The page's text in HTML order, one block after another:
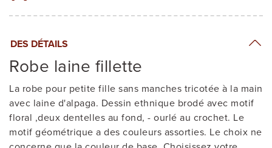
DES DÉTAILS
Robe laine fillette
La robe pour petite fille sans manches tricotée à la main
avec laine d'alpaga. Dessin ethnique brodé avec motif
floral ,deux dentelles au fond, - ourlé au crochet. Le
motif géométrique a des couleurs assorties. Le choix ne